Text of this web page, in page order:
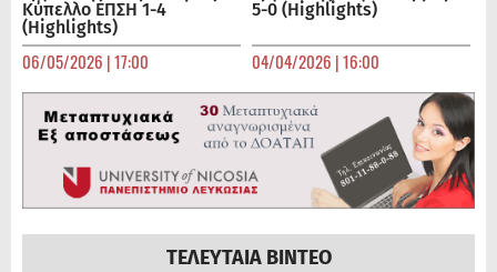
Κύπελλο ΕΠΣΗ 1-4
(Highlights)
06/05/2026 | 17:00
5-0 (Highlights)
04/04/2026 | 16:00
ΤΕΛΕΥΤΑΙΑ ΒΙΝΤΕΟ